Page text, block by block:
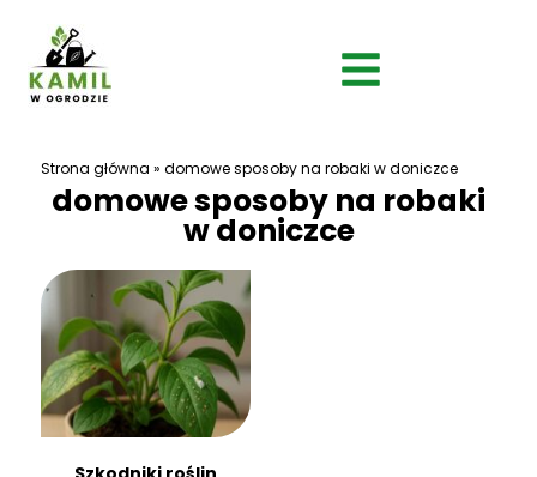
Strona główna » domowe sposoby na robaki w doniczce
domowe sposoby na robaki
w doniczce